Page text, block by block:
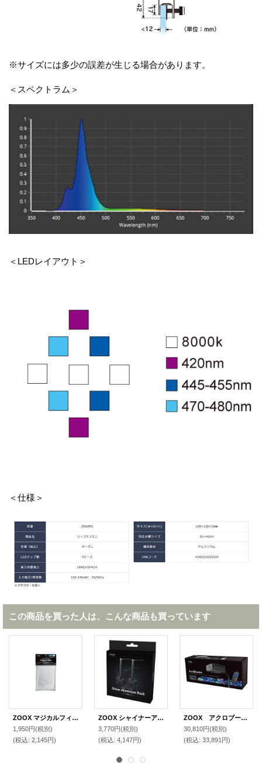
※サイズには多少の誤差が生じる場合があります。
＜スペクトラム＞
＜LEDレイアウト＞
＜仕様＞
この商品を買った人は、こんな商品も買っています
ZOOX マジカルフィルター（ハニカムフィルターサンプル付き）
1,950円(税別)
(税込: 2,145円)
ZOOX シャイナーアルミニウムラック
3,770円(税別)
(税込: 4,147円)
ZOOX アクロブースター
30,810円(税別)
(税込: 33,891円)